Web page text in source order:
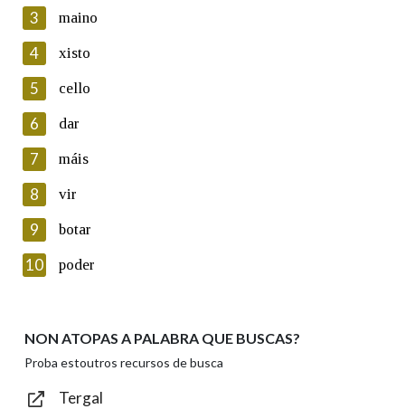
En cumprimento da normativa vixente en materia de
Protección de Datos de Carácter Persoal, a Real Academia
Galega informa a aqueles usuarios que faciliten o seu correo
electrónico, así como calquera outra información de carácter
persoal, que estes datos serán obxecto de tratamento
automatizado de carácter confidencial e incorporados aos seus
ficheiros informáticos. Así mesmo, os usuarios poderán exercer o
seu dereito de acceso, rectificación, oposición e cancelación dos
seus datos poñéndose en contacto connosco.
Lin e acepto as condicións da política de
Introduce o código que aparece na imaxe:
Texto de verificación
3 maino
4 xisto
5 cello
6 dar
7 máis
8 vir
9 botar
10 poder
NON ATOPAS A PALABRA QUE BUSCAS?
Proba estoutros recursos de busca
Tergal